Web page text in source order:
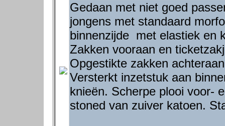
Gedaan met niet goed
jongens met standaard
binnenzijde met elastiek en
Zakken vooraan en
Opgestikte zakken
Versterkt inzetstuk aan
knieën. Scherpe plooi voor-
stoned van zuiver katoen.